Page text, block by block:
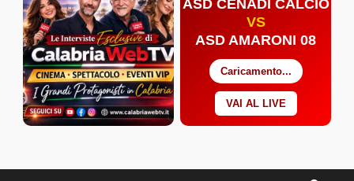
ASD CENADI CALCIO
VS
ASD AMARONI 08
Caricamento...
VAI AL LIVE